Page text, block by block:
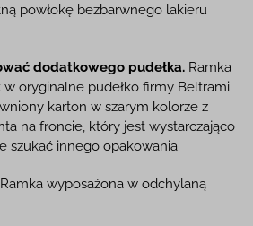
powłokę bezbarwnego lakieru
dodatkowego pudełka.Ramka
w oryginalne pudełko firmy Beltrami
karton w szarym kolorze z
na froncie, który jest wystarczająco
szukać innego opakowania.
wyposażona w odchylaną